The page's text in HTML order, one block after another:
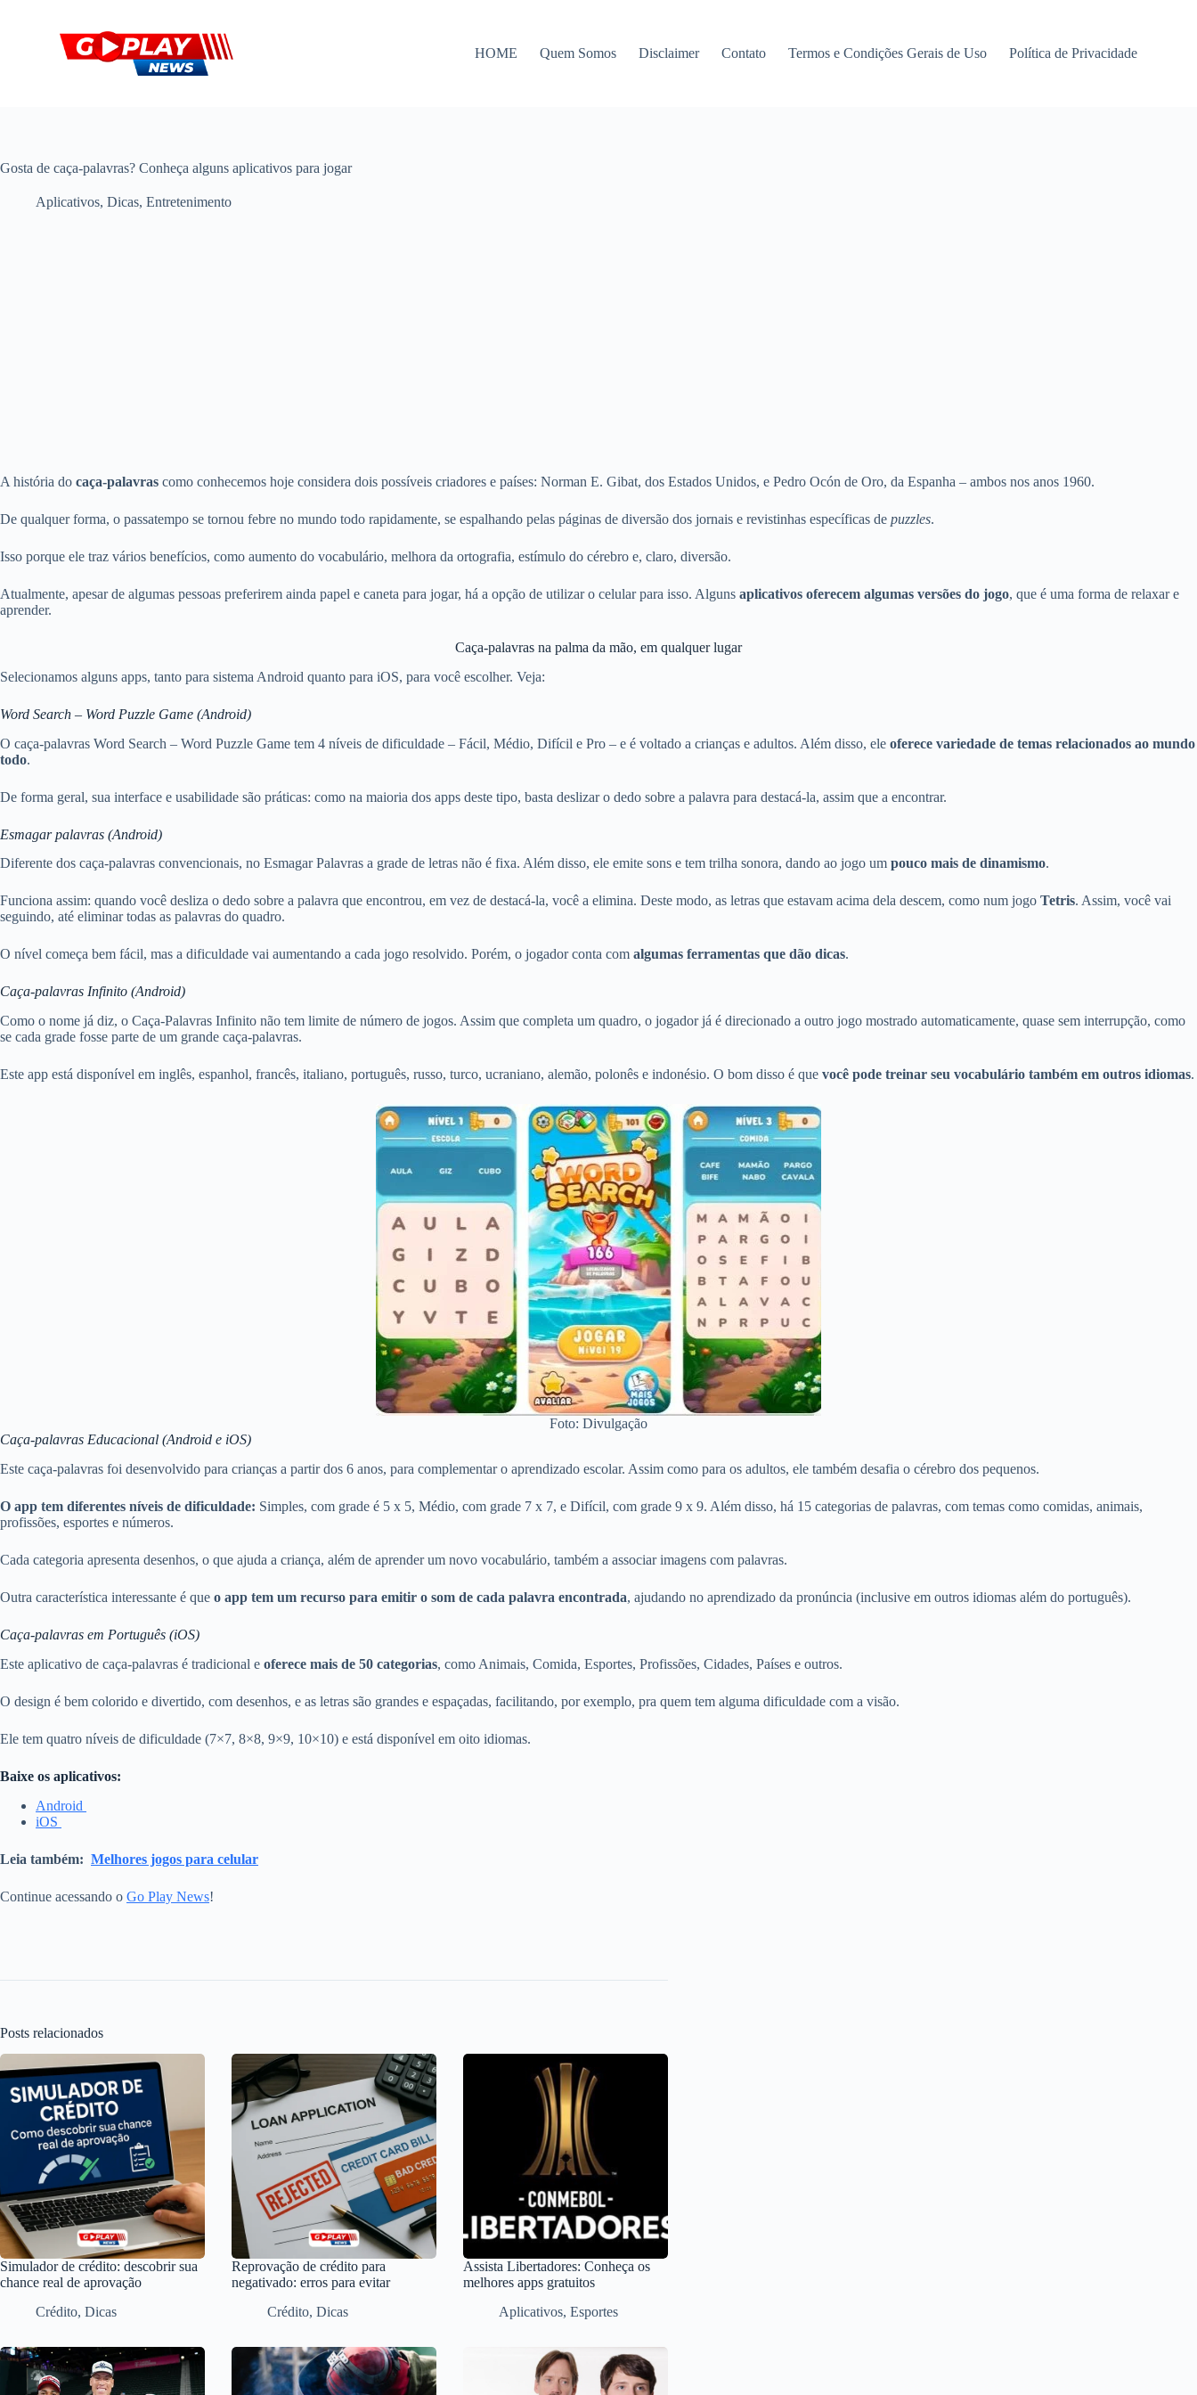
o
c
HOME Quem Somos Disclaimer Contato Termos e Condições Gerais de Uso Política de Privacidade
Gosta de caça-palavras? Conheça alguns aplicativos para jogar
Aplicativos, Dicas, Entretenimento
A história do caça-palavras como conhecemos hoje considera dois possíveis criadores e países: Norman E. Gibat, dos Estados Unidos, e Pedro Ocón de Oro, da Espanha – ambos nos anos 1960.
De qualquer forma, o passatempo se tornou febre no mundo todo rapidamente, se espalhando pelas páginas de diversão dos jornais e revistinhas específicas de puzzles.
Isso porque ele traz vários benefícios, como aumento do vocabulário, melhora da ortografia, estímulo do cérebro e, claro, diversão.
Atualmente, apesar de algumas pessoas preferirem ainda papel e caneta para jogar, há a opção de utilizar o celular para isso. Alguns aplicativos oferecem algumas versões do jogo, que é uma forma de relaxar e
aprender.
Caça-palavras na palma da mão, em qualquer lugar
Selecionamos alguns apps, tanto para sistema Android quanto para iOS, para você escolher. Veja:
Word Search – Word Puzzle Game (Android)
O caça-palavras Word Search – Word Puzzle Game tem 4 níveis de dificuldade – Fácil, Médio, Difícil e Pro – e é voltado a crianças e adultos. Além disso, ele oferece variedade de temas relacionados ao mundo
todo.
De forma geral, sua interface e usabilidade são práticas: como na maioria dos apps deste tipo, basta deslizar o dedo sobre a palavra para destacá-la, assim que a encontrar.
Esmagar palavras (Android)
Diferente dos caça-palavras convencionais, no Esmagar Palavras a grade de letras não é fixa. Além disso, ele emite sons e tem trilha sonora, dando ao jogo um pouco mais de dinamismo.
Funciona assim: quando você desliza o dedo sobre a palavra que encontrou, em vez de destacá-la, você a elimina. Deste modo, as letras que estavam acima dela descem, como num jogo Tetris. Assim, você vai
seguindo, até eliminar todas as palavras do quadro.
O nível começa bem fácil, mas a dificuldade vai aumentando a cada jogo resolvido. Porém, o jogador conta com algumas ferramentas que dão dicas.
Caça-palavras Infinito (Android)
Como o nome já diz, o Caça-Palavras Infinito não tem limite de número de jogos. Assim que completa um quadro, o jogador já é direcionado a outro jogo mostrado automaticamente, quase sem interrupção, como
se cada grade fosse parte de um grande caça-palavras.
Este app está disponível em inglês, espanhol, francês, italiano, português, russo, turco, ucraniano, alemão, polonês e indonésio. O bom disso é que você pode treinar seu vocabulário também em outros idiomas.
Foto: Divulgação
Caça-palavras Educacional (Android e iOS)
Este caça-palavras foi desenvolvido para crianças a partir dos 6 anos, para complementar o aprendizado escolar. Assim como para os adultos, ele também desafia o cérebro dos pequenos.
O app tem diferentes níveis de dificuldade: Simples, com grade é 5 x 5, Médio, com grade 7 x 7, e Difícil, com grade 9 x 9. Além disso, há 15 categorias de palavras, com temas como comidas, animais,
profissões, esportes e números.
Cada categoria apresenta desenhos, o que ajuda a criança, além de aprender um novo vocabulário, também a associar imagens com palavras.
Outra característica interessante é que o app tem um recurso para emitir o som de cada palavra encontrada, ajudando no aprendizado da pronúncia (inclusive em outros idiomas além do português).
Caça-palavras em Português (iOS)
Este aplicativo de caça-palavras é tradicional e oferece mais de 50 categorias, como Animais, Comida, Esportes, Profissões, Cidades, Países e outros.
O design é bem colorido e divertido, com desenhos, e as letras são grandes e espaçadas, facilitando, por exemplo, pra quem tem alguma dificuldade com a visão.
Ele tem quatro níveis de dificuldade (7×7, 8×8, 9×9, 10×10) e está disponível em oito idiomas.
Baixe os aplicativos:
Android
iOS
Leia também: Melhores jogos para celular
Continue acessando o Go Play News!
Posts relacionados
Simulador de crédito: descobrir sua
chance real de aprovação
Crédito, Dicas
Reprovação de crédito para
negativado: erros para evitar
Crédito, Dicas
Assista Libertadores: Conheça os
melhores apps gratuitos
Aplicativos, Esportes